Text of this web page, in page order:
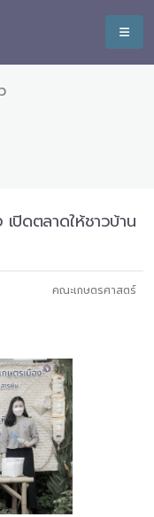
ปิดตลาดให้ชาวบ้าน
คณะเกษตรศาสตร์